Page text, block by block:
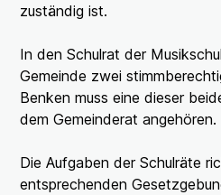
zuständig ist.
In den Schulrat der
Gemeinde zwei
Benken muss eine dieser
dem Gemeinderat angehören.
Die Aufgaben der Schulräte
entsprechenden